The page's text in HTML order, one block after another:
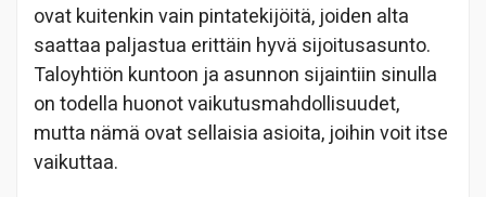
ovat kuitenkin vain pintatekijöitä, joiden alta
saattaa paljastua erittäin hyvä sijoitusasunto.
Taloyhtiön kuntoon ja asunnon sijaintiin sinulla
on todella huonot vaikutusmahdollisuudet,
mutta nämä ovat sellaisia asioita, joihin voit itse
vaikuttaa.